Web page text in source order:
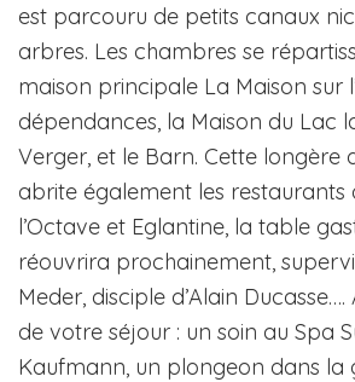
est parcouru de petits canaux
arbres. Les chambres se
maison principale La Maison sur
dépendances, la Maison du Lac
Verger, et le Barn. Cette longère
abrite également les restaurants
l’Octave et Eglantine, la table
réouvrira prochainement,
Meder, disciple d’Alain
de votre séjour : un soin au Spa
Kaufmann, un plongeon dans la